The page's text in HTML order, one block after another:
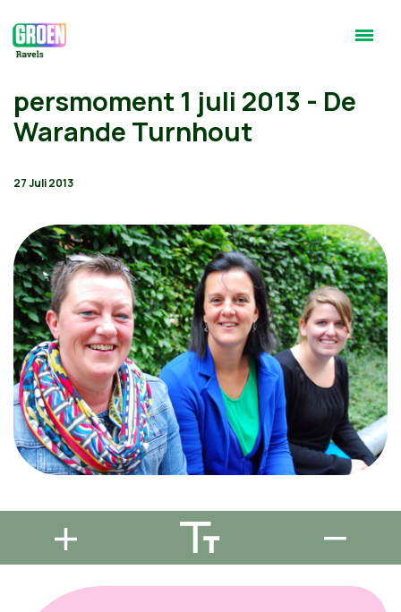
persmoment 1 juli 2013 - De
Warande Turnhout
27 Juli 2013